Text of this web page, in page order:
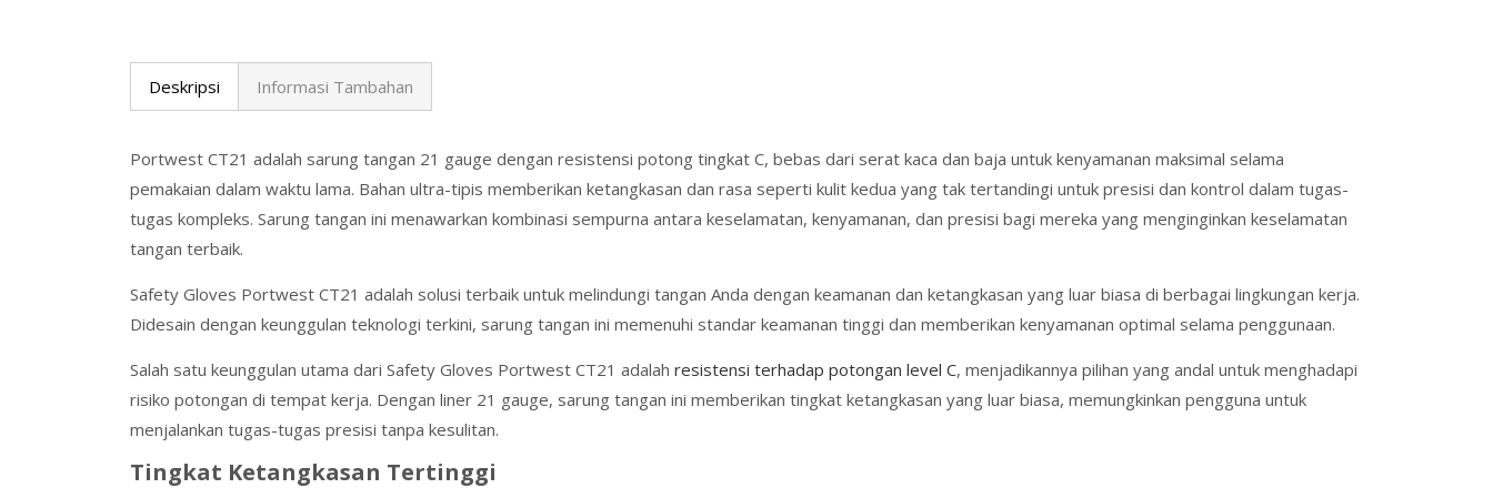
Deskripsi Informasi Tambahan
Portwest CT21 adalah sarung tangan 21 gauge dengan resistensi potong tingkat C, bebas dari serat kaca dan baja untuk kenyamanan maksimal selama
pemakaian dalam waktu lama. Bahan ultra-tipis memberikan ketangkasan dan rasa seperti kulit kedua yang tak tertandingi untuk presisi dan kontrol dalam tugas-
tugas kompleks. Sarung tangan ini menawarkan kombinasi sempurna antara keselamatan, kenyamanan, dan presisi bagi mereka yang menginginkan keselamatan
tangan terbaik.
Safety Gloves Portwest CT21 adalah solusi terbaik untuk melindungi tangan Anda dengan keamanan dan ketangkasan yang luar biasa di berbagai lingkungan kerja.
Didesain dengan keunggulan teknologi terkini, sarung tangan ini memenuhi standar keamanan tinggi dan memberikan kenyamanan optimal selama penggunaan.
Salah satu keunggulan utama dari Safety Gloves Portwest CT21 adalah resistensi terhadap potongan level C, menjadikannya pilihan yang andal untuk menghadapi
risiko potongan di tempat kerja. Dengan liner 21 gauge, sarung tangan ini memberikan tingkat ketangkasan yang luar biasa, memungkinkan pengguna untuk
menjalankan tugas-tugas presisi tanpa kesulitan.
Tingkat Ketangkasan Tertinggi